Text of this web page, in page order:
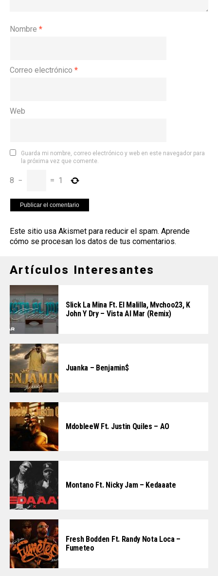
Nombre *
Correo electrónico *
Web
Guarda mi nombre, correo electrónico y web en este navegador para
la próxima vez que comente.
8 − = 1
Este sitio usa Akismet para reducir el spam. Aprende
cómo se procesan los datos de tus comentarios.
Artículos Interesantes
Slick La Mina Ft. El Malilla, Mvchoo23, K
John Y Dry – Vista Al Mar (Remix)
Juanka – Benjamin$
MdobleeW Ft. Justin Quiles – AO
Montano Ft. Nicky Jam – Kedaaate
Fresh Bodden Ft. Randy Nota Loca –
Fumeteo